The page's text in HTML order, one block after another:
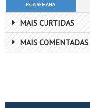
ESTA SEMANA
MAIS CURTIDAS
MAIS COMENTADAS